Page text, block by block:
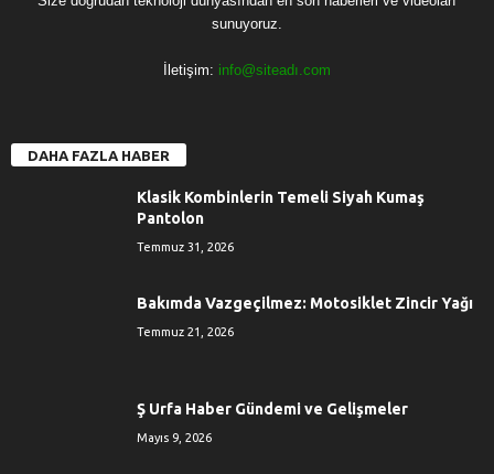
sunuyoruz.
İletişim: info@siteadı.com
DAHA FAZLA HABER
Klasik Kombinlerin Temeli Siyah Kumaş
Pantolon
Temmuz 31, 2026
Bakımda Vazgeçilmez: Motosiklet Zincir Yağı
Temmuz 21, 2026
Ş Urfa Haber Gündemi ve Gelişmeler
Mayıs 9, 2026